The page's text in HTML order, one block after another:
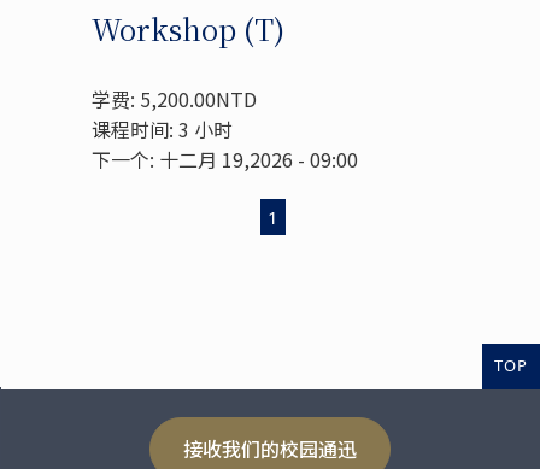
Workshop (T)
学费: 5,200.00NTD
课程时间: 3 小时
下一个: 十二月 19,2026 - 09:00
1
TOP
接收我们的校园通迅